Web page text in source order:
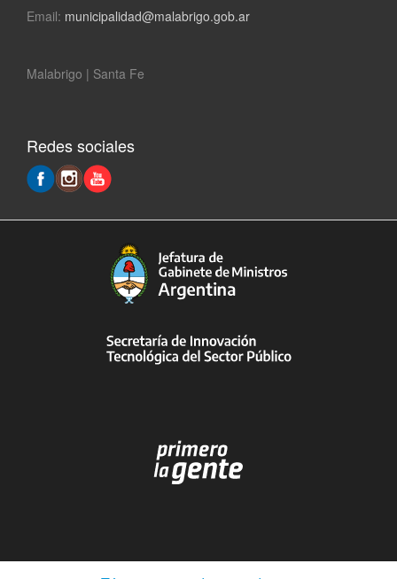
Email: municipalidad@malabrigo.gob.ar
Malabrigo | Santa Fe
Redes sociales